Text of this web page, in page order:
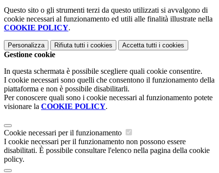
Questo sito o gli strumenti terzi da questo utilizzati si avvalgono di
cookie necessari al funzionamento ed utili alle finalità illustrate nella
COOKIE POLICY.
Personalizza Rifiuta tutti i cookies Accetta tutti i cookies
Gestione cookie
In questa schermata è possibile scegliere quali cookie consentire.
I cookie necessari sono quelli che consentono il funzionamento della
piattaforma e non è possibile disabilitarli.
Per conoscere quali sono i cookie necessari al funzionamento potete
visionare la COOKIE POLICY.
Cookie necessari per il funzionamento
I cookie necessari per il funzionamento non possono essere
disabilitati. È possibile consultare l'elenco nella pagina della cookie
policy.